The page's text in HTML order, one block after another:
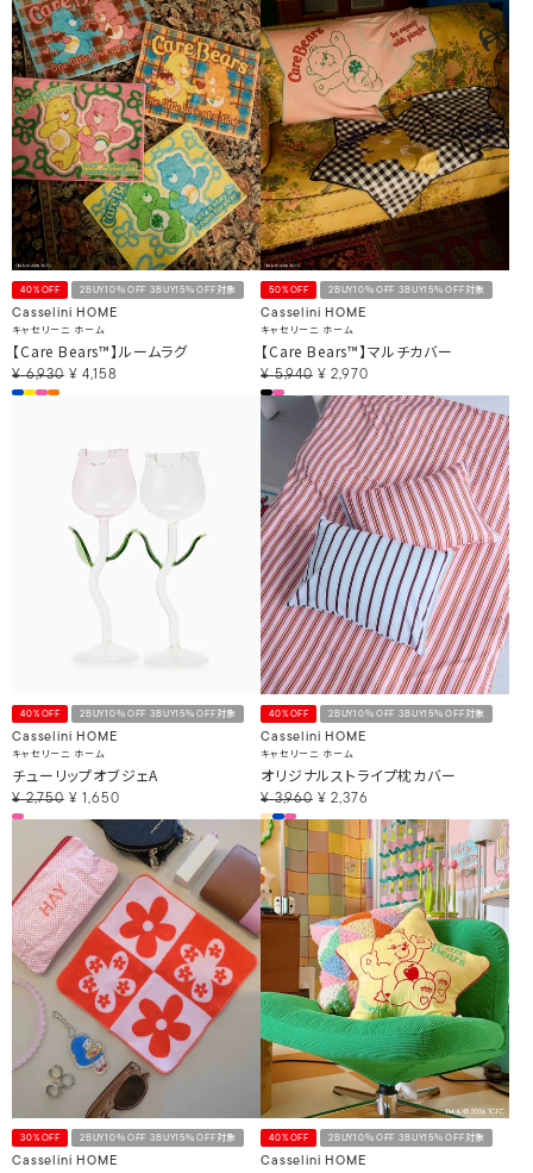
40%OFF 2BUY10％OFF 3BUY15％OFF対象
Casselini HOME
キャセリーニ ホーム
【Care Bears™】ルームラグ
¥ 6,930 ¥ 4,158
50%OFF 2BUY10％OFF 3BUY15％OFF対象
Casselini HOME
キャセリーニ ホーム
【Care Bears™】マルチカバー
¥ 5,940 ¥ 2,970
40%OFF 2BUY10％OFF 3BUY15％OFF対象
Casselini HOME
キャセリーニ ホーム
チューリップオブジェA
¥ 2,750 ¥ 1,650
40%OFF 2BUY10％OFF 3BUY15％OFF対象
Casselini HOME
キャセリーニ ホーム
オリジナルストライプ枕カバー
¥ 3,960 ¥ 2,376
30%OFF 2BUY10％OFF 3BUY15％OFF対象
Casselini HOME
40%OFF 2BUY10％OFF 3BUY15％OFF対象
Casselini HOME